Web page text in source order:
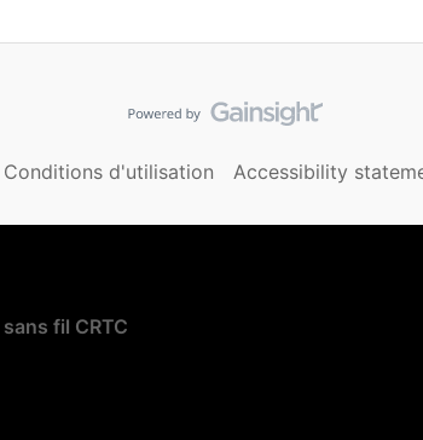
Conditions d'utilisation Accessibility
fil CRTC